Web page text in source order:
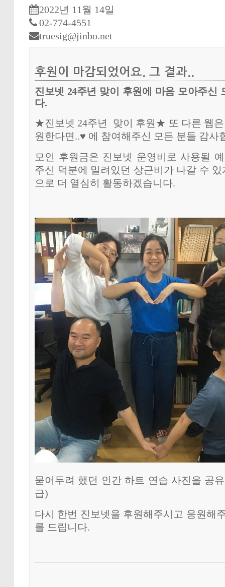
2022년 11월 14일
02-774-4551
truesig@jinbo.net
후원이 마감되었어요. 그 결과..
진보넷 24주년 맞이 후원에 마음 모아주신
다.
★진보넷 24주년 맞이 후원★ 또 다른 웹은
원한다면..♥ 에 참여해주신 모든 분들 감사
모인 후원금은 진보넷 운영비로 사용될
주신 덕분에 밀려있던 상근비가 나갈 수
으로 더 열심히 활동하겠습니다.
묻어두려 했던 인간 하트 연습 사진을 공
급)
다시 한번 진보넷을 후원해주시고 응원해
를 드립니다.